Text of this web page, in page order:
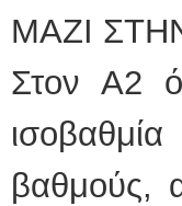
ΜΑΖΙ
Στον Α2
βαθμούς,